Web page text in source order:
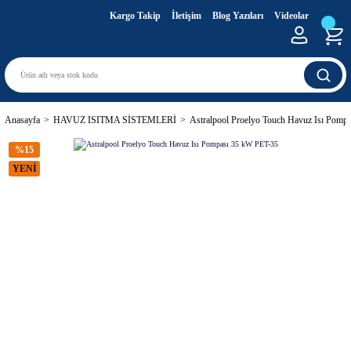
Kargo Takip İletişim Blog Yazıları Videolar
Anasayfa HAVUZ ISITMA SİSTEMLERİ Astralpool Proelyo Touch Havuz Isı
%15
YENİ